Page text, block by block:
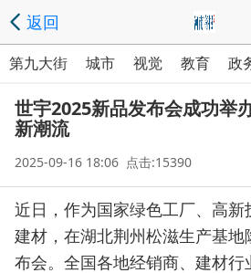
返回
第九大街 城市 视觉 教育 政
世宇2025新品发布会成功举
新潮流
2025-09-16 18:06 点击:15390
近日，作为国家绿色工厂、高新
建材，在湖北荆州松滋生产基地
布会。全国各地经销商、建材